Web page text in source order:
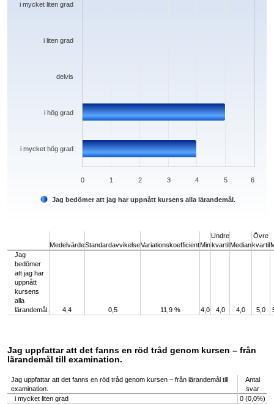
Jag bedömer att jag har uppnått kursens alla lärandemål.
i mycket hög grad
i hög grad
delvis
i liten grad
i mycket liten grad
0 1 2 3 4 5 6
MedelvärdeStandardavvikelseVariationskoefficientMin
Undre
kvartilMedian
Övre
kvartil
Jag
bedömer
att jag har
uppnått
kursens
alla
lärandemål.
4,4 0,5 11,9 % 4,0 4,0 4,0 5,0
Jag uppfattar att det fanns en röd tråd genom kursen – från
lärandemål till examination.
Jag uppfattar att det fanns en röd tråd genom kursen – från lärandemål till
examination.
Antal
svar
i mycket liten grad
0 (0,0%)